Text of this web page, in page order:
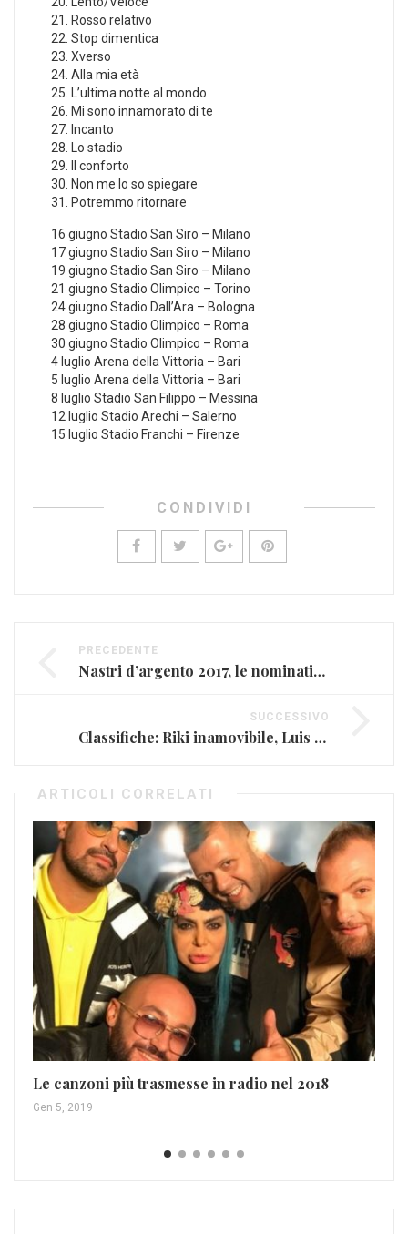
21. Rosso relativo
22. Stop dimentica
23. Xverso
24. Alla mia età
25. L’ultima notte al mondo
26. Mi sono innamorato di te
27. Incanto
28. Lo stadio
29. Il conforto
30. Non me lo so spiegare
31. Potremmo ritornare
16 giugno Stadio San Siro – Milano
17 giugno Stadio San Siro – Milano
19 giugno Stadio San Siro – Milano
21 giugno Stadio Olimpico – Torino
24 giugno Stadio Dall’Ara – Bologna
28 giugno Stadio Olimpico – Roma
30 giugno Stadio Olimpico – Roma
4 luglio Arena della Vittoria – Bari
5 luglio Arena della Vittoria – Bari
8 luglio Stadio San Filippo – Messina
12 luglio Stadio Arechi – Salerno
15 luglio Stadio Franchi – Firenze
CONDIVIDI
PRECEDENTE
Nastri d’argento 2017, le nomination musicali: presenti anche Jovanotti e Sangiorgi
SUCCESSIVO
Classifiche: Riki inamovibile, Luis Fonsi perde lo scettro
ARTICOLI CORRELATI
Le canzoni più trasmesse in radio nel 2018
Gen 5, 2019